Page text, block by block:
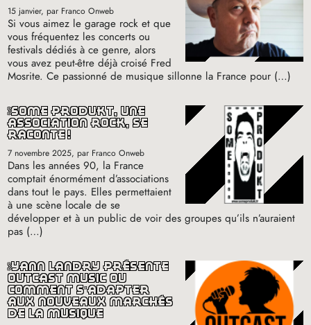
15 janvier, par Franco Onweb
Si vous aimez le garage rock et que
vous fréquentez les concerts ou
festivals dédiés à ce genre, alors
vous avez peut-être déjà croisé Fred
Mosrite. Ce passionné de musique sillonne la France pour (…)
some produkt, une
association rock, se
raconte !
7 novembre 2025, par Franco Onweb
Dans les années 90, la France
comptait énormément d’associations
dans tout le pays. Elles permettaient
à une scène locale de se
développer et à un public de voir des groupes qu’ils n’auraient
pas (…)
yann landry présente
outcast music où
comment s’adapter
aux nouveaux marchés
de la musique